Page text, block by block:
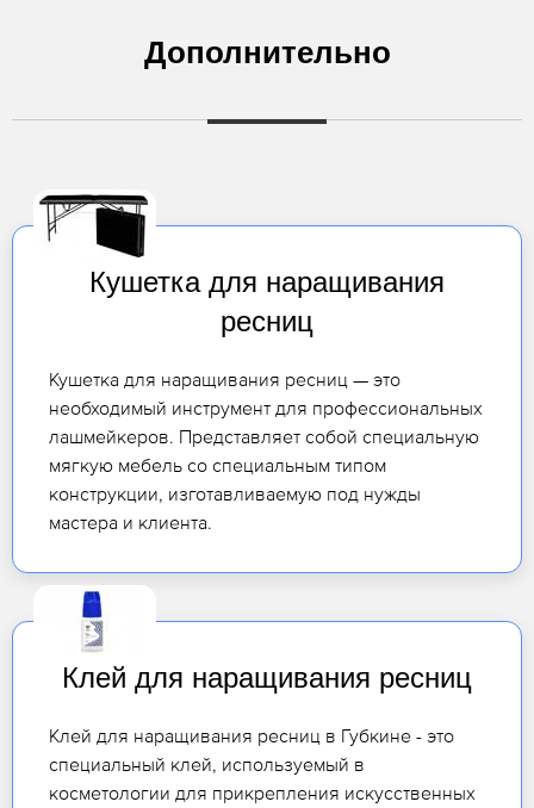
Дополнительно
Кушетка для наращивания
ресниц
Кушетка для наращивания ресниц — это
необходимый инструмент для профессиональных
лашмейкеров. Представляет собой специальную
мягкую мебель со специальным типом
конструкции, изготавливаемую под нужды
мастера и клиента.
Клей для наращивания ресниц
Клей для наращивания ресниц в Губкине - это
специальный клей, используемый в
косметологии для прикрепления искусственных